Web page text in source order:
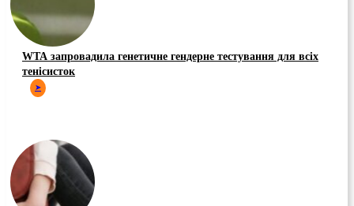
WTA запровадила генетичне гендерне тестування для всіх
тенісисток
➤